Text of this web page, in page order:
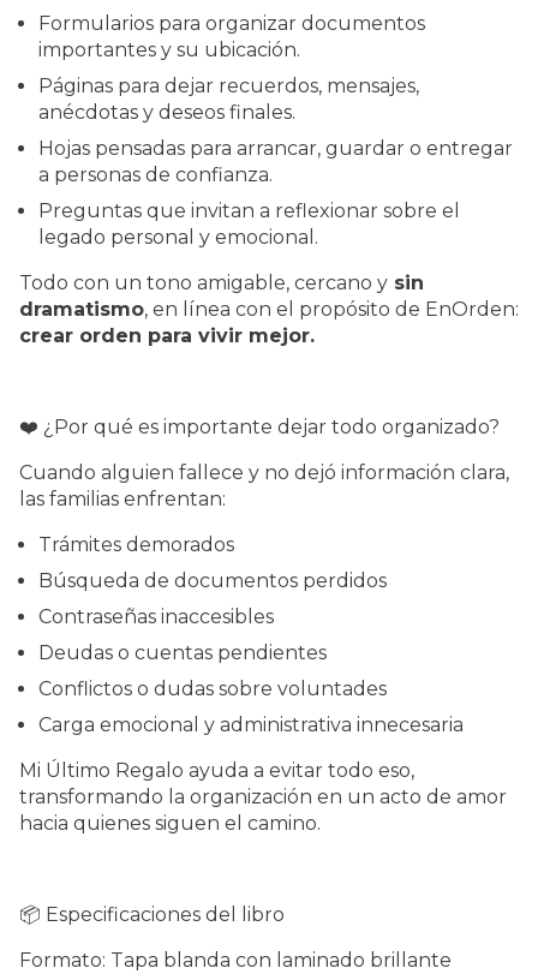
Formularios para organizar documentos
importantes y su ubicación.
Páginas para dejar recuerdos, mensajes,
anécdotas y deseos finales.
Hojas pensadas para arrancar, guardar o entregar
a personas de confianza.
Preguntas que invitan a reflexionar sobre el
legado personal y emocional.
Todo con un tono amigable, cercano y sin
dramatismo, en línea con el propósito de EnOrden:
crear orden para vivir mejor.
❤️ ¿Por qué es importante dejar todo organizado?
Cuando alguien fallece y no dejó información clara,
las familias enfrentan:
Trámites demorados
Búsqueda de documentos perdidos
Contraseñas inaccesibles
Deudas o cuentas pendientes
Conflictos o dudas sobre voluntades
Carga emocional y administrativa innecesaria
Mi Último Regalo ayuda a evitar todo eso,
transformando la organización en un acto de amor
hacia quienes siguen el camino.
📦 Especificaciones del libro
Formato: Tapa blanda con laminado brillante